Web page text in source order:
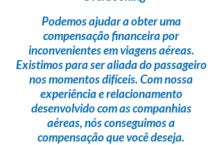
Podemos ajudar a obter uma
compensação financeirapor
inconvenientes em viagens aéreas.
Existimos para seraliada do passageiro
nos momentos difíceis. Com nossa
experiência e relacionamento
desenvolvido com as companhias
aéreas,nós conseguimos a
compensação que você deseja.